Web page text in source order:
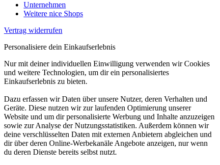
Unternehmen
Weitere nice Shops
Vertrag widerrufen
Personalisiere dein Einkaufserlebnis
Nur mit deiner individuellen Einwilligung verwenden wir Cookies
und weitere Technologien, um dir ein personalisiertes
Einkaufserlebnis zu bieten.
Dazu erfassen wir Daten über unsere Nutzer, deren Verhalten und
Geräte. Diese nutzen wir zur laufenden Optimierung unserer
Website und um dir personalisierte Werbung und Inhalte anzuzeigen
sowie zur Analyse der Nutzungsstatistiken. Außerdem können wir
deine verschlüsselten Daten mit externen Anbietern abgleichen und
dir über deren Online-Werbekanäle Angebote anzeigen, nur wenn
du deren Dienste bereits selbst nutzt.